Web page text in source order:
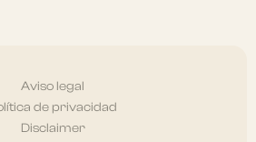
Aviso legal
de privacidad
Disclaimer